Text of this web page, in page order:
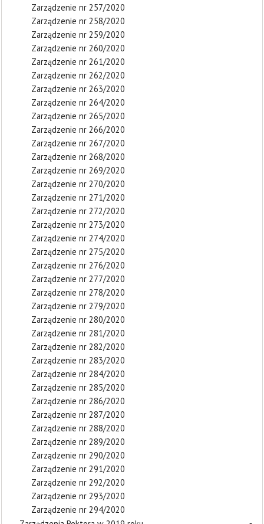
Zarządzenie nr 257/2020
Zarządzenie nr 258/2020
Zarządzenie nr 259/2020
Zarządzenie nr 260/2020
Zarządzenie nr 261/2020
Zarządzenie nr 262/2020
Zarządzenie nr 263/2020
Zarządzenie nr 264/2020
Zarządzenie nr 265/2020
Zarządzenie nr 266/2020
Zarządzenie nr 267/2020
Zarządzenie nr 268/2020
Zarządzenie nr 269/2020
Zarządzenie nr 270/2020
Zarządzenie nr 271/2020
Zarządzenie nr 272/2020
Zarządzenie nr 273/2020
Zarządzenie nr 274/2020
Zarządzenie nr 275/2020
Zarządzenie nr 276/2020
Zarządzenie nr 277/2020
Zarządzenie nr 278/2020
Zarządzenie nr 279/2020
Zarządzenie nr 280/2020
Zarządzenie nr 281/2020
Zarządzenie nr 282/2020
Zarządzenie nr 283/2020
Zarządzenie nr 284/2020
Zarządzenie nr 285/2020
Zarządzenie nr 286/2020
Zarządzenie nr 287/2020
Zarządzenie nr 288/2020
Zarządzenie nr 289/2020
Zarządzenie nr 290/2020
Zarządzenie nr 291/2020
Zarządzenie nr 292/2020
Zarządzenie nr 293/2020
Zarządzenie nr 294/2020